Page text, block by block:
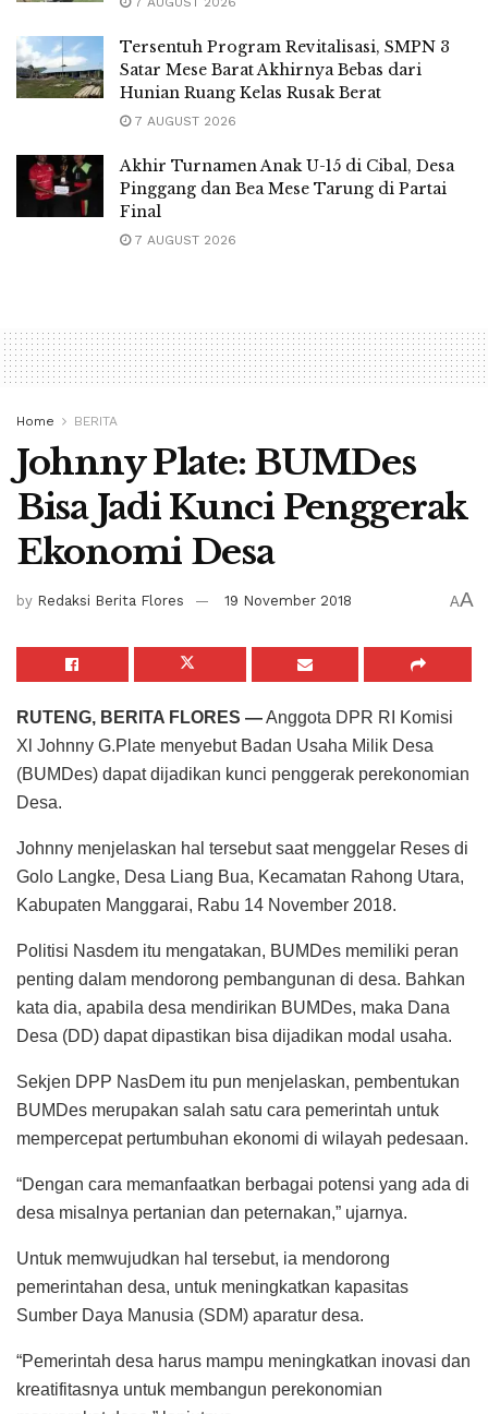
Tersentuh Program Revitalisasi, SMPN 3
Satar Mese Barat Akhirnya Bebas dari
Hunian Ruang Kelas Rusak Berat
7 AUGUST 2026
Akhir Turnamen Anak U-15 di Cibal, Desa
Pinggang dan Bea Mese Tarung di Partai
Final
7 AUGUST 2026
Home BERITA
Johnny Plate: BUMDes
Bisa Jadi Kunci Penggerak
Ekonomi Desa
by Redaksi Berita Flores 19 November 2018 AA
RUTENG, BERITA FLORES —Anggota DPR RI Komisi
Xl Johnny G.Plate menyebut Badan Usaha Milik Desa
(BUMDes) dapat dijadikan kunci penggerak perekonomian
Desa.
Johnny menjelaskan hal tersebut saat menggelar Reses di
Golo Langke, Desa Liang Bua, Kecamatan Rahong Utara,
Kabupaten Manggarai, Rabu 14 November 2018.
Politisi Nasdem itu mengatakan, BUMDes memiliki peran
penting dalam mendorong pembangunan di desa. Bahkan
kata dia, apabila desa mendirikan BUMDes, maka Dana
Desa (DD) dapat dipastikan bisa dijadikan modal usaha.
Sekjen DPP NasDem itu pun menjelaskan, pembentukan
BUMDes merupakan salah satu cara pemerintah untuk
mempercepat pertumbuhan ekonomi di wilayah pedesaan.
“Dengan cara memanfaatkan berbagai potensi yang ada di
desa misalnya pertanian dan peternakan,” ujarnya.
Untuk memwujudkan hal tersebut, ia mendorong
pemerintahan desa, untuk meningkatkan kapasitas
Sumber Daya Manusia (SDM) aparatur desa.
“Pemerintah desa harus mampu meningkatkan inovasi dan
kreatifitasnya untuk membangun perekonomian